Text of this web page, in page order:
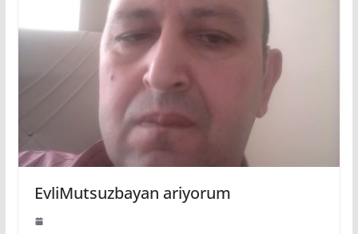
EvliMutsuzbayan ariyorum